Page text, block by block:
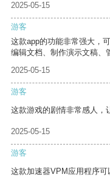
2025-05-15
游客
这款app的功能非常强大，
编辑文档、制作演示文稿、
2025-05-15
游客
这款游戏的剧情非常感人，
2025-05-15
游客
这款加速器VPM应用程序可